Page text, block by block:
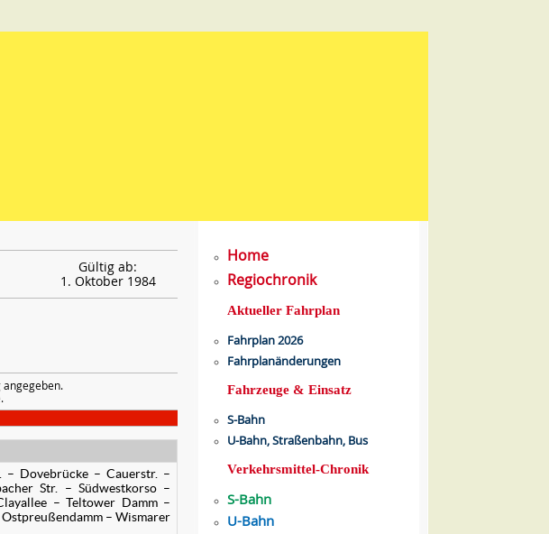
Gültig ab:
1. Oktober 1984
– Dovebrücke – Cauerstr. –
Str. – Südwestkorso –
– Teltower Damm –
– Wismarer
Home
Regiochronik
Aktueller Fahrplan
Fahrplan 2026
Fahrplanänderungen
Fahrzeuge & Einsatz
S-Bahn
U-Bahn, Straßenbahn, Bus
Verkehrsmittel-Chronik
S-Bahn
U-Bahn